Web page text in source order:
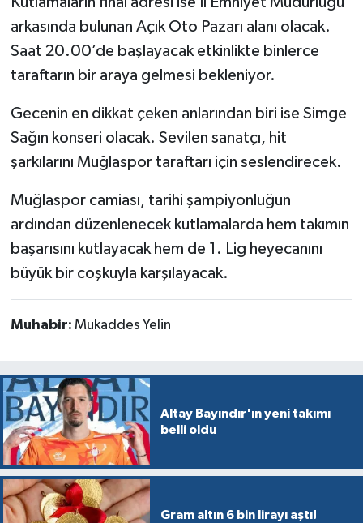
arkasında bulunan Açık Oto Pazarı alanı olacak.
Saat 20.00’de başlayacak etkinlikte binlerce
taraftarın bir araya gelmesi bekleniyor.
Gecenin en dikkat çeken anlarından biri ise Simge
Sağın konseri olacak. Sevilen sanatçı, hit
şarkılarını Muğlaspor taraftarı için seslendirecek.
Muğlaspor camiası, tarihi şampiyonluğun
ardından düzenlenecek kutlamalarda hem takımın
başarısını kutlayacak hem de 1. Lig heyecanını
büyük bir coşkuyla karşılayacak.
Muhabir: Mukaddes Yelin
Altay Bayındır'ın yeni takımı
belli oldu
Gram altın 6 bin lirayı aştı!